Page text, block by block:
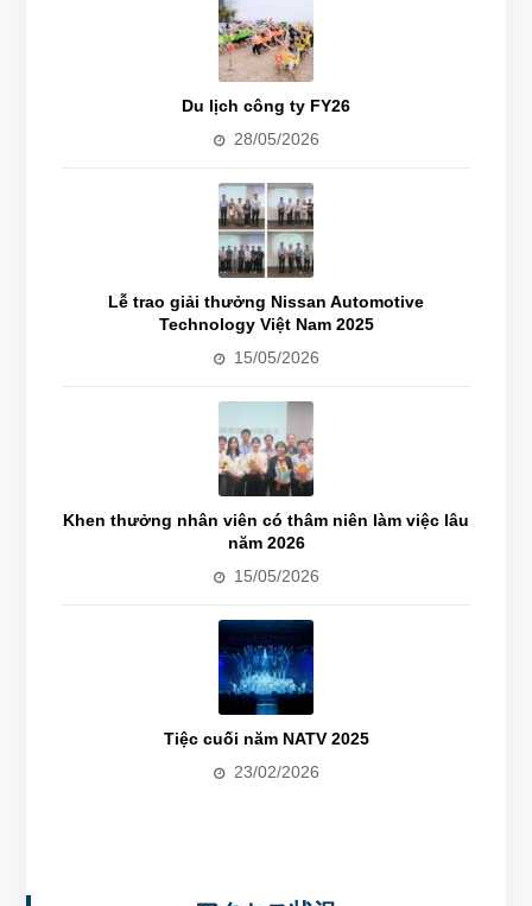
Du lịch công ty FY26
28/05/2026
Lễ trao giải thưởng Nissan Automotive
Technology Việt Nam 2025
15/05/2026
Khen thưởng nhân viên có thâm niên làm việc lâu
năm 2026
15/05/2026
Tiệc cuối năm NATV 2025
23/02/2026